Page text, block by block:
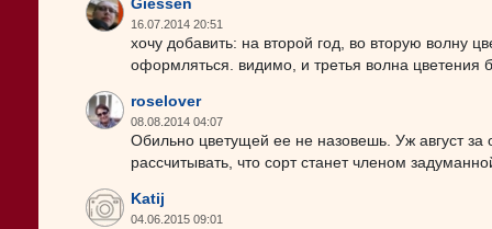
Giessen
16.07.2014 20:51
хочу добавить: на второй год, во вторую волну
оформляться. видимо, и третья волна цветения
roselover
08.08.2014 04:07
Обильно цветущей ее не назовешь. Уж август за
рассчитывать, что сорт станет членом
Katij
04.06.2015 09:01